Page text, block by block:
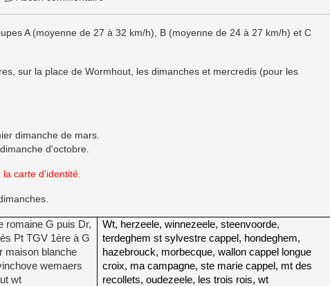
A (moyenne de 27 à 32 km/h), B (moyenne de 24 à 27 km/h) et C
sur la place de Wormhout, les dimanches et mercredis (pour les
dimanche de mars.
d'octobre.
carte d'identité.
romaine G puis Dr,
Pt TGV 1ère à G
maison blanche
wemaers
wt
Wt, herzeele, winnezeele, steenvoorde,
terdeghem st sylvestre cappel, hondeghem,
hazebrouck, morbecque, wallon cappel longue
croix, ma campagne, ste marie cappel, mt des
recollets, oudezeele, les trois rois, wt